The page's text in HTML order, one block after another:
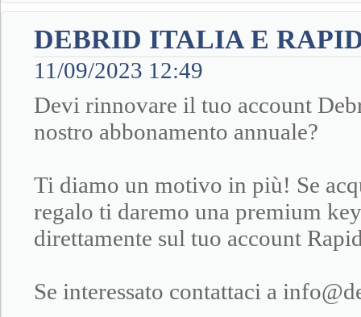
DEBRID ITALIA E
11/09/2023 12:49
Devi rinnovare il tuo account
nostro abbonamento annuale?
Ti diamo un motivo in più! Se
regalo ti daremo una premium
direttamente sul tuo account
Se interessato contattaci a